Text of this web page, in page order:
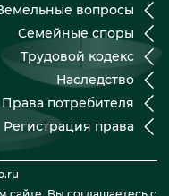
вопросы
Семейные споры
Трудовой кодекс
Наследство
Права потребителя
Регистрация права